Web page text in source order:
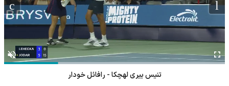
تنیس ییری لهچکا - رافائل خودار